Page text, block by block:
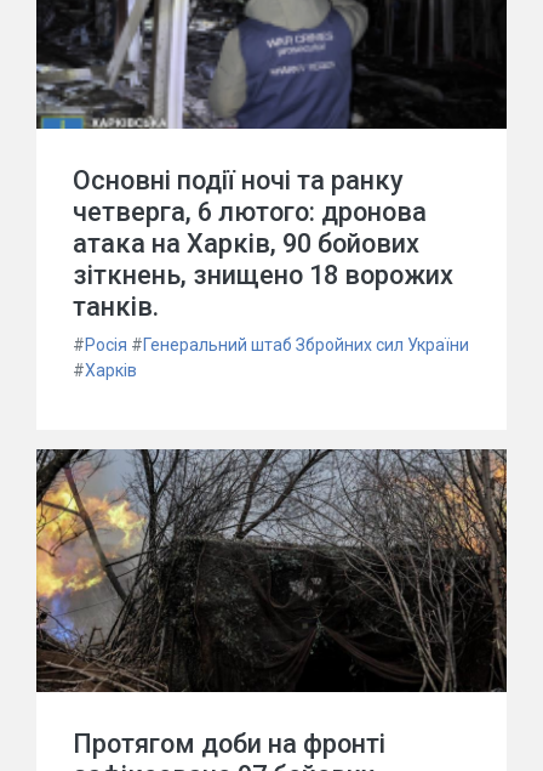
Основні події ночі та ранку
четверга, 6 лютого: дронова
атака на Харків, 90 бойових
зіткнень, знищено 18 ворожих
танків.
#Росія #Генеральний штаб Збройних сил України
#Харків
Протягом доби на фронті